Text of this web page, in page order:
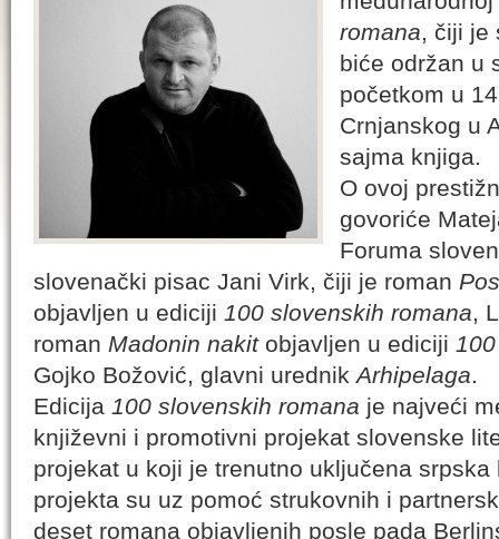
romana, čiji je
biće održan u
početkom u
Crnjanskog u
sajma knjiga.
O ovoj
govoriće
Foruma
slovenački pisac Jani Virk, čiji je roman
objavljen u ediciji 100 slovenskih romana,
roman Madonin nakitobjavljen u ediciji
Gojko Božović, glavni urednikArhipelaga.
Edicija 100 slovenskih romana je najveći
književni i promotivni projekat slovenske
projekat u koji je trenutno uključena
projekta su uz pomoć strukovnih i
deset romana objavljenih posle pada